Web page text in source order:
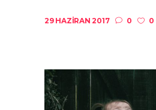
29 HAZIRAN 2017 0 0